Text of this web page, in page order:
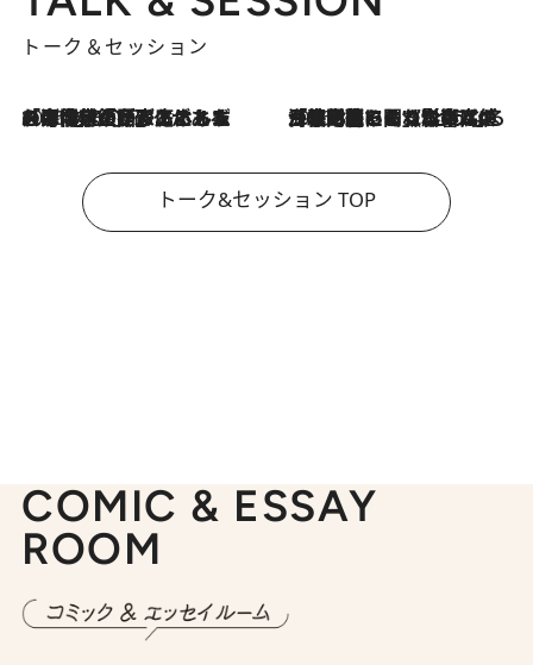
トーク＆セッション
2026.8.3
「今後値上げがあるとすれば…」「リスクがあるのは今年の冬」エネルギー専門家が語る、ホルムズ海峡封鎖が家庭にもたらす“ある心配” 2026.8.3
「住宅建てられない…」「サーチャージ料の高値が続いている」ホルムズ海峡封鎖による影響はいつまで続く？《エネルギー専門家に聞く“どうなる日本の暮らし”》
トーク&セッション TOP
COMIC & ESSAY
ROOM